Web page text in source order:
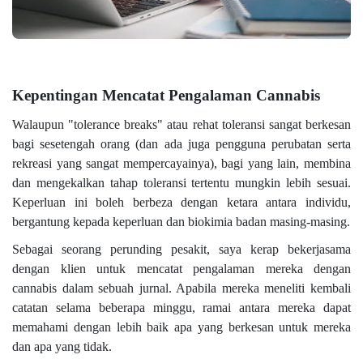
Kepentingan Mencatat Pengalaman Cannabis
Walaupun "tolerance breaks" atau rehat toleransi sangat berkesan
bagi sesetengah orang (dan ada juga pengguna perubatan serta
rekreasi yang sangat mempercayainya), bagi yang lain, membina
dan mengekalkan tahap toleransi tertentu mungkin lebih sesuai.
Keperluan ini boleh berbeza dengan ketara antara individu,
bergantung kepada keperluan dan biokimia badan masing-masing.
Sebagai seorang perunding pesakit, saya kerap bekerjasama
dengan klien untuk mencatat pengalaman mereka dengan
cannabis dalam sebuah jurnal. Apabila mereka meneliti kembali
catatan selama beberapa minggu, ramai antara mereka dapat
memahami dengan lebih baik apa yang berkesan untuk mereka
dan apa yang tidak.